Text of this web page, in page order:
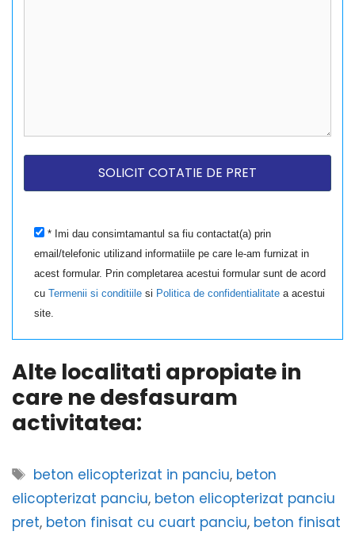
* Imi dau consimtamantul sa fiu contactat(a) prin
email/telefonic utilizand informatiile pe care le-am furnizat in
acest formular. Prin completarea acestui formular sunt de acord
cuTermenii si conditiile si Politica de confidentialitate a acestui
site.
Alte localitati apropiate in
care ne desfasuram
activitatea:
Etichete
beton elicopterizat in panciu, beton
elicopterizat panciu, beton elicopterizat panciu
pret, beton finisat cu cuart panciu, beton finisat